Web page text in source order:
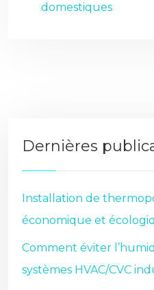
domestiques
Dernières
Installation de
économique et
Comment éviter
systèmes HVAC/CVC